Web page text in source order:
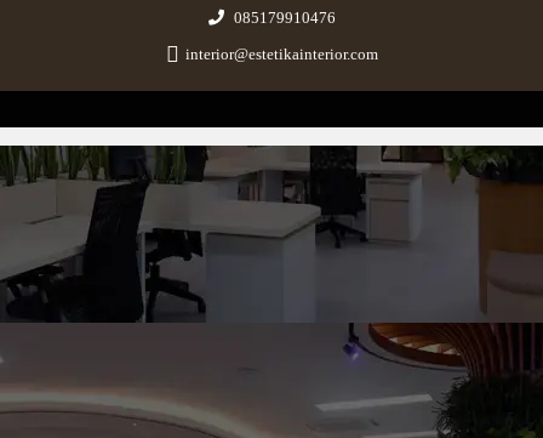
085179910476
interior@estetikainterior.com
Estetika Interior
Design & Build Consultant